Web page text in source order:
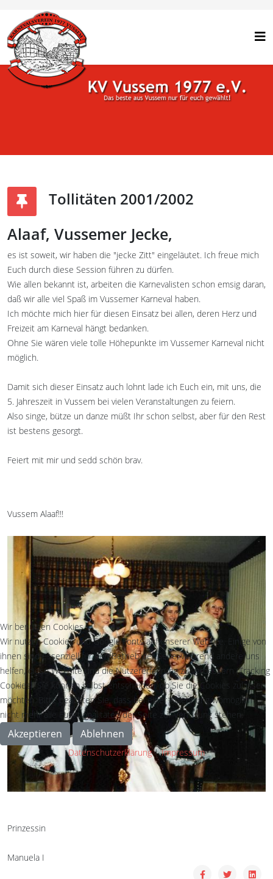
Tollitäten 2001/2002
Alaaf, Vussemer Jecke,
es ist soweit, wir haben die "jecke Zitt" eingeläutet. Ich freue mich
Euch durch diese Session führen zu dürfen.
Wie allen bekannt ist, arbeiten die Karnevalisten schon emsig daran,
daß wir alle viel Spaß im Vussemer Karneval haben.
Ich möchte mich hier für diesen Einsatz bei allen, deren Herz und
Freizeit am Karneval hängt bedanken.
Ohne Sie wären viele tolle Höhepunkte im Vussemer Karneval nicht
möglich.
Damit sich dieser Einsatz auch lohnt lade ich Euch ein, mit uns, die
5. Jahreszeit in Vussem bei vielen Veranstaltungen zu feiern.
Also singe, bütze un danze müßt Ihr schon selbst, aber für den Rest
ist bestens gesorgt.
Feiert mit mir und sedd schön brav.
Vussem Alaaf!!!
Prinzessin
Manuela I
Wir benutzen Cookies
Wir nutzen Cookies und Google Fonts auf unserer Website. Einige von
ihnen sind essenziell für den Betrieb der Seite, während andere uns
helfen, diese Website und die Nutzererfahrung zu verbessern (Tracking
Cookies). Sie können selbst entscheiden, ob Sie die Cookies zulassen
möchten. Bitte beachten Sie, dass bei einer Ablehnung womöglich
nicht mehr alle Funktionalitäten der Seite zur Verfügung stehen.
Akzeptieren Ablehnen
Datenschutzerklärung|Impressum